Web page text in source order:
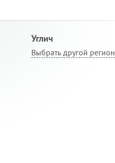
Углич
Выбрать другой регион